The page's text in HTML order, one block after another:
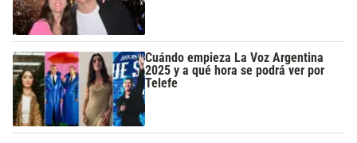
Cuándo empieza La Voz Argentina
2025 y a qué hora se podrá ver por
Telefe